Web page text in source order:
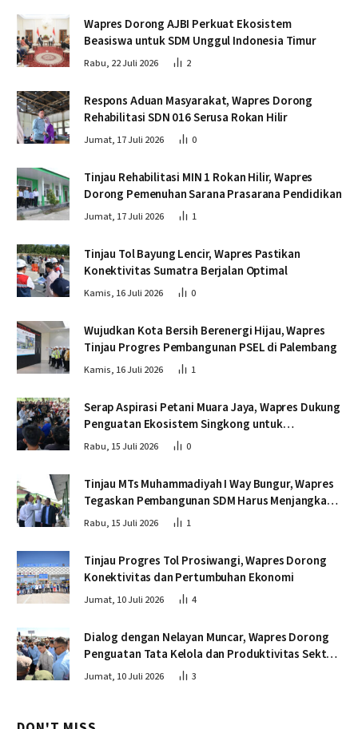
Wapres Dorong AJBI Perkuat Ekosistem
Beasiswa untuk SDM Unggul Indonesia Timur
Rabu, 22 Juli 2026 2
Respons Aduan Masyarakat, Wapres Dorong
Rehabilitasi SDN 016 Serusa Rokan Hilir
Jumat, 17 Juli 2026 0
Tinjau Rehabilitasi MIN 1 Rokan Hilir, Wapres
Dorong Pemenuhan Sarana Prasarana Pendidikan
Jumat, 17 Juli 2026 1
Tinjau Tol Bayung Lencir, Wapres Pastikan
Konektivitas Sumatra Berjalan Optimal
Kamis, 16 Juli 2026 0
Wujudkan Kota Bersih Berenergi Hijau, Wapres
Tinjau Progres Pembangunan PSEL di Palembang
Kamis, 16 Juli 2026 1
Serap Aspirasi Petani Muara Jaya, Wapres Dukung
Penguatan Ekosistem Singkong untuk
Swasembada Pangan
Rabu, 15 Juli 2026 0
Tinjau MTs Muhammadiyah I Way Bungur, Wapres
Tegaskan Pembangunan SDM Harus Menjangkau
Seluruh Sekolah
Rabu, 15 Juli 2026 1
Tinjau Progres Tol Prosiwangi, Wapres Dorong
Konektivitas dan Pertumbuhan Ekonomi
Jumat, 10 Juli 2026 4
Dialog dengan Nelayan Muncar, Wapres Dorong
Penguatan Tata Kelola dan Produktivitas Sektor
Perikanan
Jumat, 10 Juli 2026 3